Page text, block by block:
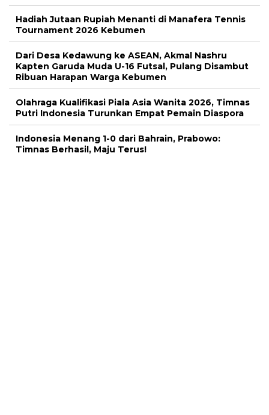
Hadiah Jutaan Rupiah Menanti di Manafera Tennis
Tournament 2026 Kebumen
Dari Desa Kedawung ke ASEAN, Akmal Nashru
Kapten Garuda Muda U-16 Futsal, Pulang Disambut
Ribuan Harapan Warga Kebumen
Olahraga Kualifikasi Piala Asia Wanita 2026, Timnas
Putri Indonesia Turunkan Empat Pemain Diaspora
Indonesia Menang 1-0 dari Bahrain, Prabowo:
Timnas Berhasil, Maju Terus!